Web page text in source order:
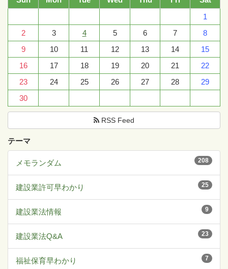
1
2
3 4 5 6 7
8
9
10 11 12 13 14
15
16
17 18 19 20 21
22
23
24 25 26 27 28
29
30
RSS Feed
テーマ
208
メモランダム
25
建設業許可早わかり
9
建設業法情報
23
建設業法Q&A
7
福祉保育早わかり